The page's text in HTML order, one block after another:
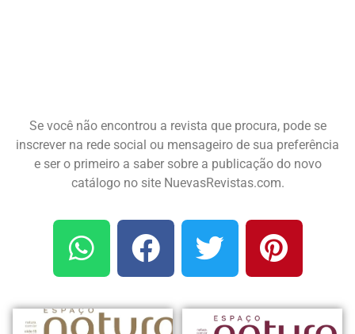
Se você não encontrou a revista que procura, pode se
inscrever na rede social ou mensageiro de sua preferência
e ser o primeiro a saber sobre a publicação do novo
catálogo no site NuevasRevistas.com.